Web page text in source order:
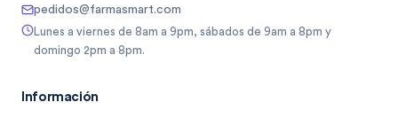
pedidos@farmasmart.com
Lunes a viernes de 8am a 9pm, sábados de 9am a 8pm y
domingo 2pm a 8pm.
Información